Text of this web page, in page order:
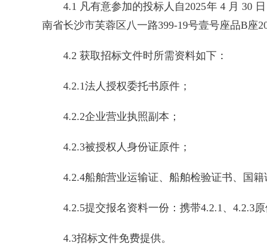
4.1 凡有意参加的投标人自2025年 4 月 30
南省长沙市芙蓉区八一路399-19号壹号座品B座
4.2 获取招标文件时所需资料如下：
4.2.1法人授权委托书原件；
4.2.2企业营业执照副本；
4.2.3被授权人身份证原件；
4.2.4船舶营业运输证、船舶检验证书、国
4.2.5提交报名资料一份：携带4.2.1、4.2.3
4.3招标文件免费提供。